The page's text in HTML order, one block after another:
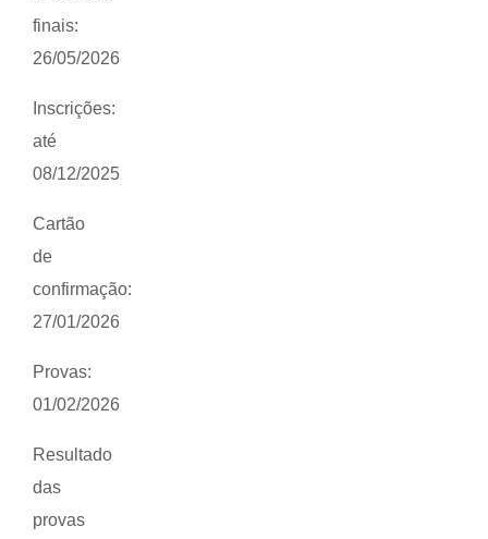
finais:
26/05/2026
Inscrições:
até
08/12/2025
Cartão
de
confirmação:
27/01/2026
Provas:
01/02/2026
Resultado
das
provas